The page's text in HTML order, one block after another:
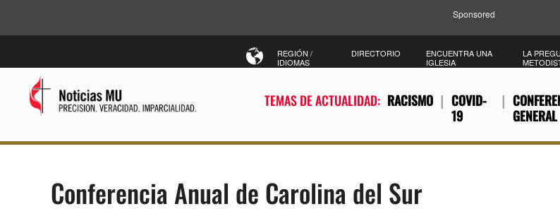
Sponsored
TEMAS DE ACTUALIDAD: RACISMO
COVID-
19
GENERAL
REGIÓN /
IDIOMAS
DIRECTORIO
ENCUENTRA UNA
IGLESIA
LA
Conferencia Anual de Carolina del Sur